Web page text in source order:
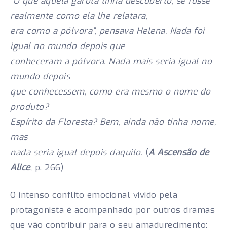
realmente como ela lhe relatara,
era como a pólvora”, pensava Helena. Nada foi
igual no mundo depois que
conheceram a pólvora. Nada mais seria igual no
mundo depois
que conhecessem, como era mesmo o nome do
produto?
Espírito da Floresta? Bem, ainda não tinha nome,
mas
nada seria igual depois daquilo. (A Ascensão de
Alice, p. 266)
O intenso conflito emocional vivido pela
protagonista é acompanhado por outros dramas
que vão contribuir para o seu amadurecimento: